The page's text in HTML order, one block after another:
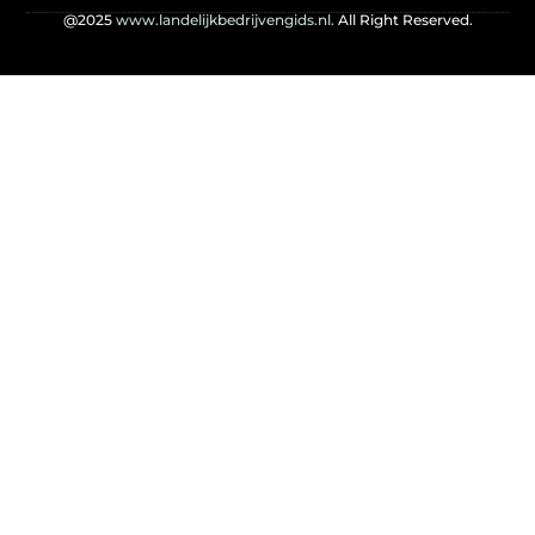
@2025www.landelijkbedrijvengids.nl.All Right Reserved.